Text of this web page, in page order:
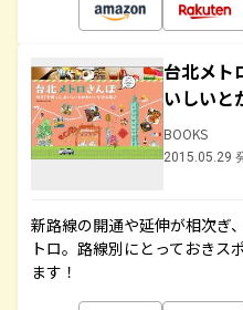
台北メ
いしいと
BOOKS
2015.05.29
新路線の開通や延伸が相次ぎ
トロ。路線別にとっておきス
ます！